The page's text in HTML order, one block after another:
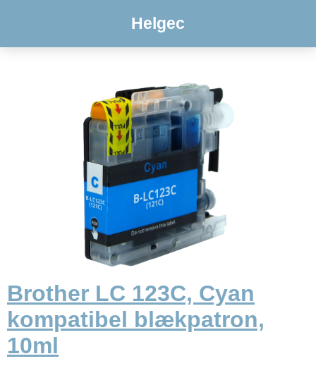
Helgec
Brother LC 123C, Cyan
kompatibel blækpatron,
10ml